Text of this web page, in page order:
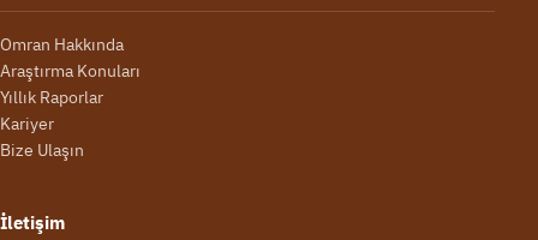
Omran Hakkında
Araştırma Konuları
Yıllık Raporlar
Kariyer
Bize Ulaşın
İletişim